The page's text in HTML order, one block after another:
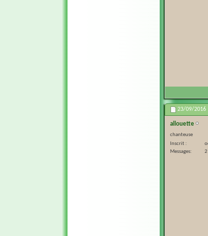
23/09/2016
allouette
chanteuse
Inscrit
Messages
2